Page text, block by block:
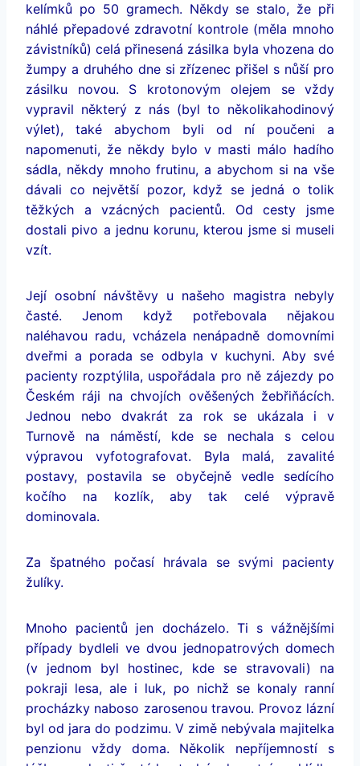
kelímků po 50 gramech. Někdy se stalo, že při
náhlé přepadové zdravotní kontrole (měla mnoho
závistníků) celá přinesená zásilka byla vhozena do
žumpy a druhého dne si zřízenec přišel s nůší pro
zásilku novou. S krotonovým olejem se vždy
vypravil některý z nás (byl to několikahodinový
výlet), také abychom byli od ní poučeni a
napomenuti, že někdy bylo v masti málo hadího
sádla, někdy mnoho frutinu, a abychom si na vše
dávali co největší pozor, když se jedná o tolik
těžkých a vzácných pacientů. Od cesty jsme
dostali pivo a jednu korunu, kterou jsme si museli
vzít.
Její osobní návštěvy u našeho magistra nebyly
časté. Jenom když potřebovala nějakou
naléhavou radu, vcházela nenápadně domovními
dveřmi a porada se odbyla v kuchyni. Aby své
pacienty rozptýlila, uspořádala pro ně zájezdy po
Českém ráji na chvojích ověšených žebřiňácích.
Jednou nebo dvakrát za rok se ukázala i v
Turnově na náměstí, kde se nechala s celou
výpravou vyfotografovat. Byla malá, zavalité
postavy, postavila se obyčejně vedle sedícího
kočího na kozlík, aby tak celé výpravě
dominovala.
Za špatného počasí hrávala se svými pacienty
žulíky.
Mnoho pacientů jen docházelo. Ti s vážnějšími
případy bydleli ve dvou jednopatrových domech
(v jednom byl hostinec, kde se stravovali) na
pokraji lesa, ale i luk, po nichž se konaly ranní
procházky naboso zarosenou travou. Provoz lázní
byl od jara do podzimu. V zimě nebývala majitelka
penzionu vždy doma. Několik nepříjemností s